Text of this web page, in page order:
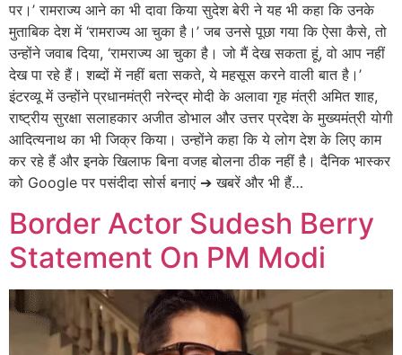
पर।’ रामराज्य आने का भी दावा किया सुदेश बेरी ने यह भी कहा कि उनके
मुताबिक देश में ‘रामराज्य आ चुका है।’ जब उनसे पूछा गया कि ऐसा कैसे, तो
उन्होंने जवाब दिया, ‘रामराज्य आ चुका है। जो मैं देख सकता हूं, वो आप नहीं
देख पा रहे हैं। शब्दों में नहीं बता सकते, ये महसूस करने वाली बात है।’
इंटरव्यू में उन्होंने प्रधानमंत्री नरेन्द्र मोदी के अलावा गृह मंत्री अमित शाह,
राष्ट्रीय सुरक्षा सलाहकार अजीत डोभाल और उत्तर प्रदेश के मुख्यमंत्री योगी
आदित्यनाथ का भी जिक्र किया। उन्होंने कहा कि ये लोग देश के लिए काम
कर रहे हैं और इनके खिलाफ बिना वजह बोलना ठीक नहीं है। दैनिक भास्कर
को Google पर पसंदीदा सोर्स बनाएं ➔ खबरें और भी हैं…
Border Actor Sudesh Berry
Statement On PM Modi